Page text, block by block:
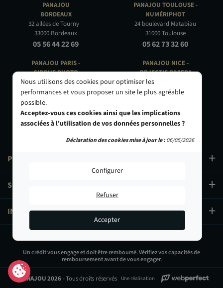
39,90 €
Ajouter au panier
PANAJOU
BORDEAUX
32 allées de Tourny
33000 Bordeaux
05 56 44 22 69
PANAJOU PARIS -
CIRQUE PHOTO
9, bd des Filles-du-Calvaire
75003 Paris
01 40 29 91 91
PRODUITS
SERVICES
INFORMATIONS
PANAJOU TOULOUSE -
NUMÉRIPHOT
24 boulevard Matabiau
31000 Toulouse
05 62 73 32 60
PANAJOU NICE -
OBJECTIF RIVIERA
24 Rue de l'Hôtel des Postes
06000 Nice
Un crédit vous engage et doit être remboursé. Vérifiez vos capacités de
remboursement avant de vous engager.
© PANAJOU 2026- Tous droits réservés Une réalisation
Nous utilisons des cookies pour optimiser les
performances et vous proposer un site le plus agréable
possible.
Acceptez-vous ces cookies ainsi que les implications
associées à l'utilisation de vos données personnelles ?
Configurer
Refuser
Accepter
Déclaration des cookies mise à jour le :06/05/2026